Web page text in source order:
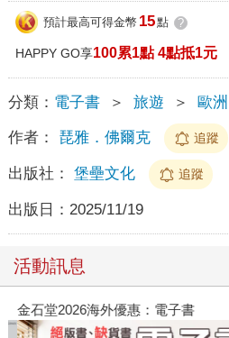
預計最高可得金幣 15點 ?
HAPPY GO享100累1點 4點抵1元
分類： 電子書 ＞ 旅遊 ＞ 歐洲
作者： 琵雅．佛爾克 追蹤
出版社： 堡壘文化 追蹤
出版日： 2025/11/19
活動訊息
金石堂2026海外優惠：電子書